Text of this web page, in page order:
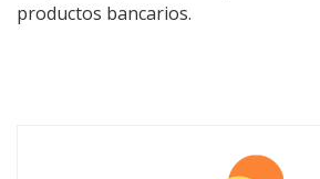
productos bancarios.